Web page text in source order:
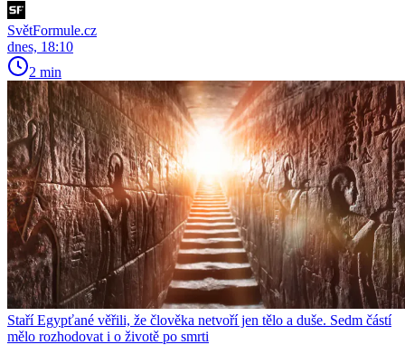
SvětFormule.cz
dnes, 18:10
2 min
Staří Egypťané věřili, že člověka netvoří jen tělo a duše. Sedm částí
mělo rozhodovat i o životě po smrti